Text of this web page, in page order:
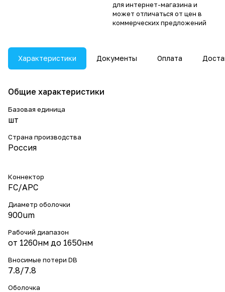
для интернет-магазина и
может отличаться от цен в
коммерческих предложений
Характеристики Документы Оплата
Общие характеристики
Базовая единица
шт
Страна производства
Россия
Коннектор
FC/APC
Диаметр оболочки
900um
Рабочий диапазон
от 1260нм до 1650нм
Вносимые потери DB
7.8/7.8
Оболочка